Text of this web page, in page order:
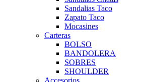
Sandalias Taco
Zapato Taco
Mocasines
Carteras
BOLSO
BANDOLERA
SOBRES
SHOULDER
Accesorios